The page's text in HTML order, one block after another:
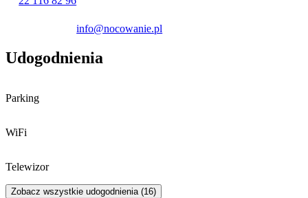
info@nocowanie.pl
Udogodnienia
Parking
WiFi
Telewizor
Zobacz wszystkie udogodnienia (16)